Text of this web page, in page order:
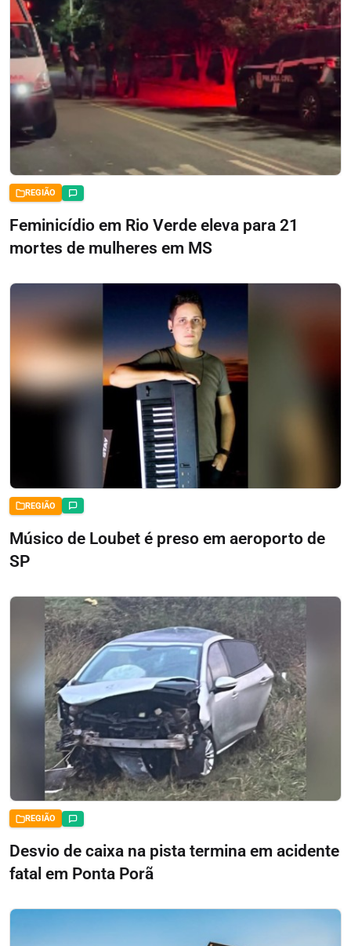
REGIÃO
Feminicídio em Rio Verde eleva para 21
mortes de mulheres em MS
REGIÃO
Músico de Loubet é preso em aeroporto de
SP
REGIÃO
Desvio de caixa na pista termina em acidente
fatal em Ponta Porã